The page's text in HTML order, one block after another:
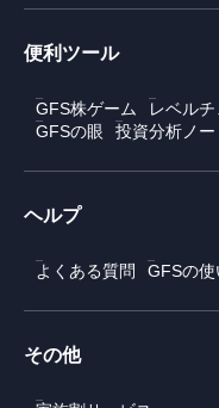
便利ツール
GFS株ゲーム レベル
GFSの眼
投資分析ノー
ヘルプ
よくある質問 GFSの使
その他